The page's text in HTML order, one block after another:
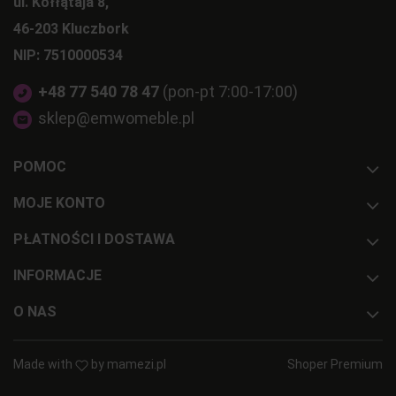
46-203 Kluczbork
NIP: 7510000534
+48 77 540 78 47 (pon-pt 7:00-17:00)
sklep@emwomeble.pl
POMOC
MOJE KONTO
PŁATNOŚCI I DOSTAWA
INFORMACJE
O NAS
Made with by mamezi.pl Shoper Premium